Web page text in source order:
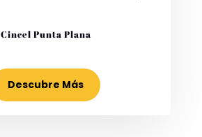
Cincel Punta Plana
Descubre Más